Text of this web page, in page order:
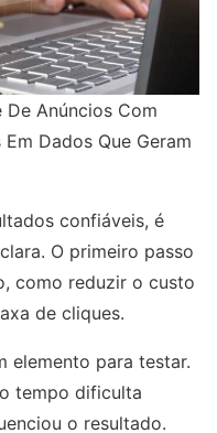
Anúncios Com
Dados Que Geram
confiáveis, é
O primeiro passo
como reduzir o custo
de cliques.
elemento para testar.
tempo dificulta
o resultado.